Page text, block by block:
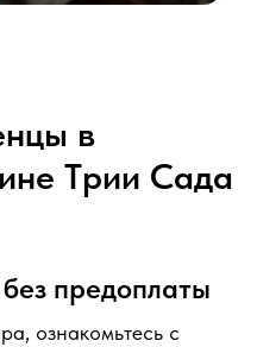
в
Tрии Сада
предоплаты
ознакомьтесь с